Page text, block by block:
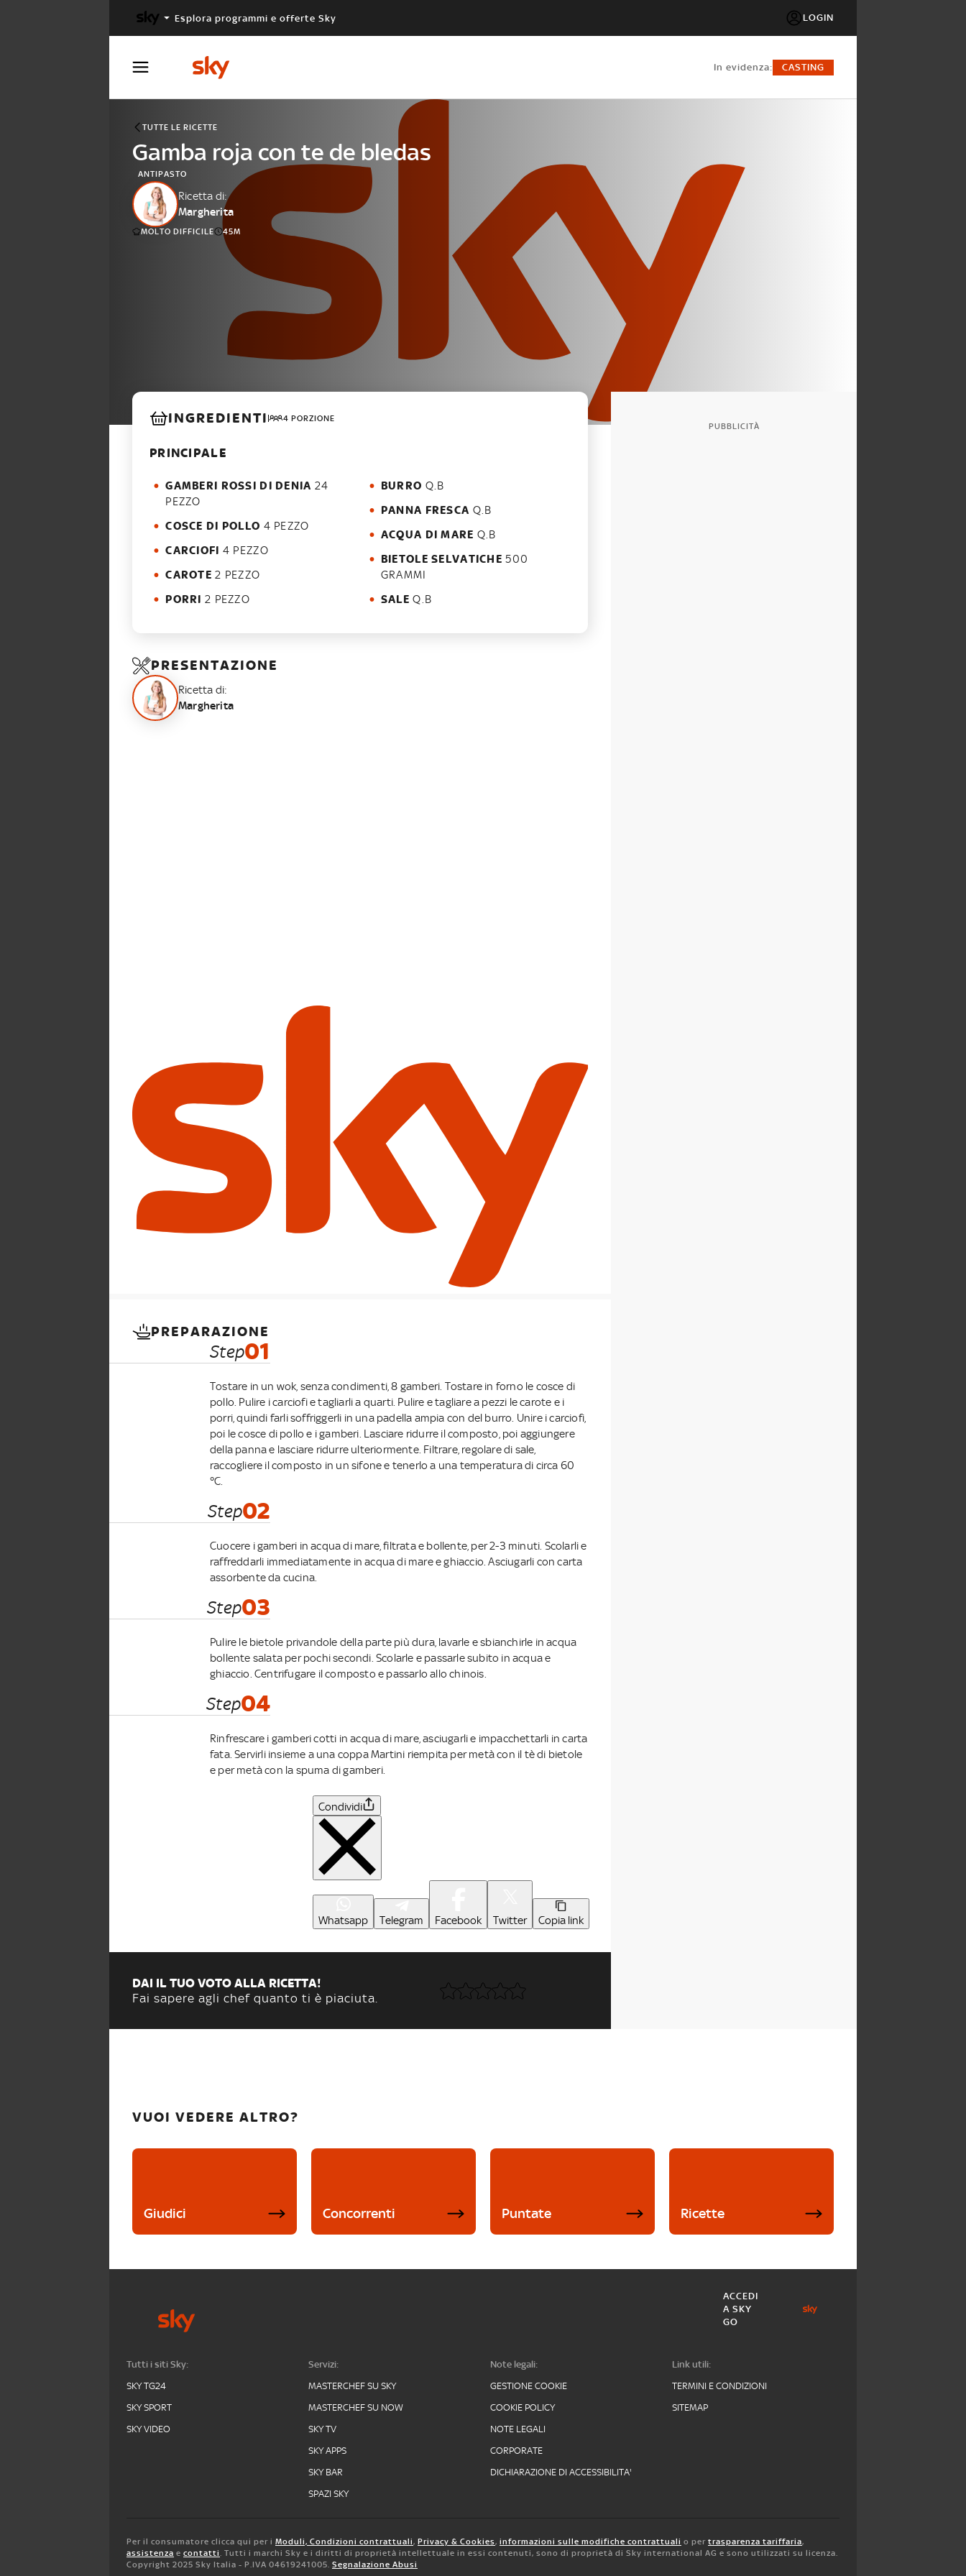
Esplora programmi e offerte Sky LOGIN
in evidenza: CASTING
TUTTE LE RICETTE
Gamba roja con te de bledas
ANTIPASTO
Ricetta di:
Margherita
MOLTO DIFFICILE 45M
INGREDIENTI 4 PORZIONE
PRINCIPALE
GAMBERI ROSSI DI DENIA 24
PEZZO
COSCE DI POLLO 4 PEZZO
CARCIOFI 4 PEZZO
CAROTE 2 PEZZO
PORRI 2 PEZZO
BURRO Q.B
PANNA FRESCA Q.B
ACQUA DI MARE Q.B
BIETOLE SELVATICHE 500
GRAMMI
SALE Q.B
PRESENTAZIONE
Ricetta di:
Margherita
PREPARAZIONE
Step01
Tostare in un wok, senza condimenti, 8 gamberi. Tostare in forno le cosce di
pollo. Pulire i carciofi e tagliarli a quarti. Pulire e tagliare a pezzi le carote e i
porri, quindi farli soffriggerli in una padella ampia con del burro. Unire i carciofi,
poi le cosce di pollo e i gamberi. Lasciare ridurre il composto, poi aggiungere
della panna e lasciare ridurre ulteriormente. Filtrare, regolare di sale,
raccogliere il composto in un sifone e tenerlo a una temperatura di circa 60
°C.
Step02
Cuocere i gamberi in acqua di mare, filtrata e bollente, per 2-3 minuti. Scolarli e
raffreddarli immediatamente in acqua di mare e ghiaccio. Asciugarli con carta
assorbente da cucina.
Step03
Pulire le bietole privandole della parte più dura, lavarle e sbianchirle in acqua
bollente salata per pochi secondi. Scolarle e passarle subito in acqua e
ghiaccio. Centrifugare il composto e passarlo allo chinois.
Step04
Rinfrescare i gamberi cotti in acqua di mare, asciugarli e impacchettarli in carta
fata. Servirli insieme a una coppa Martini riempita per metà con il tè di bietole
e per metà con la spuma di gamberi.
Condividi
Whatsapp Telegram Facebook Twitter Copia link
DAI IL TUO VOTO ALLA RICETTA!
Fai sapere agli chef quanto ti è piaciuta.
PUBBLICITÀ
VUOI VEDERE ALTRO?
Giudici Concorrenti Puntate Ricette
ACCEDI
A SKY
GO
Tutti i siti Sky:
SKY TG24
SKY SPORT
SKY VIDEO
Servizi:
MASTERCHEF SU SKY
MASTERCHEF SU NOW
SKY TV
SKY APPS
SKY BAR
SPAZI SKY
Note legali:
GESTIONE COOKIE
COOKIE POLICY
NOTE LEGALI
CORPORATE
DICHIARAZIONE DI ACCESSIBILITA'
Link utili:
TERMINI E CONDIZIONI
SITEMAP
Per il consumatore clicca qui per i Moduli, Condizioni contrattuali, Privacy & Cookies, informazioni sulle modifiche contrattuali o per trasparenza tariffaria,
assistenza e contatti. Tutti i marchi Sky e i diritti di proprietà intellettuale in essi contenuti, sono di proprietà di Sky international AG e sono utilizzati su licenza.
Copyright 2025 Sky Italia - P.IVA 04619241005. Segnalazione Abusi